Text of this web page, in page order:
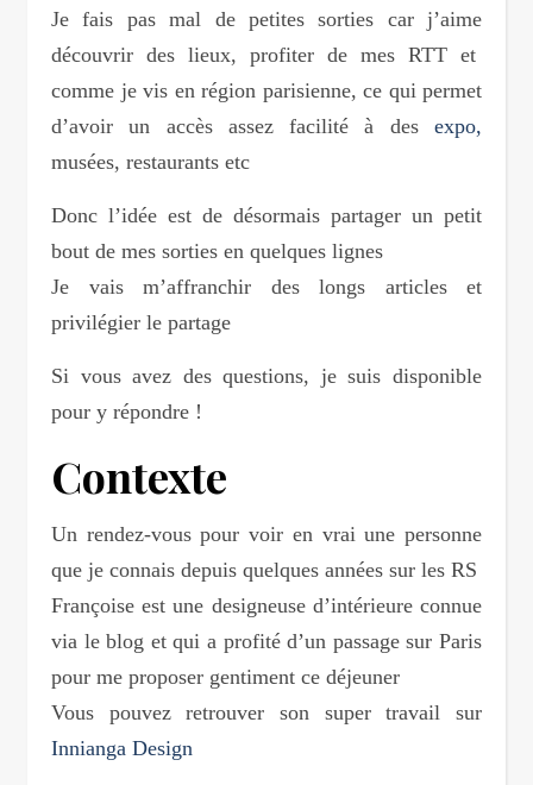
Je fais pas mal de petites sorties car j’aime
découvrir des lieux, profiter de mes RTT et
comme je vis en région parisienne, ce qui permet
d’avoir un accès assez facilité à desexpo,
musées, restaurants etc
Donc l’idée est de désormais partager un petit
bout de mes sorties en quelques lignes
Je vais m’affranchir des longs articles et
privilégier le partage
Si vous avez des questions, je suis disponible
pour y répondre !
Contexte
Un rendez-vous pour voir en vrai une personne
que je connais depuis quelques années sur les RS
Françoise est une designeuse d’intérieure connue
via le blog et qui a profité d’un passage sur Paris
pour me proposer gentiment ce déjeuner
Vous pouvez retrouver son super travail sur
Innianga Design